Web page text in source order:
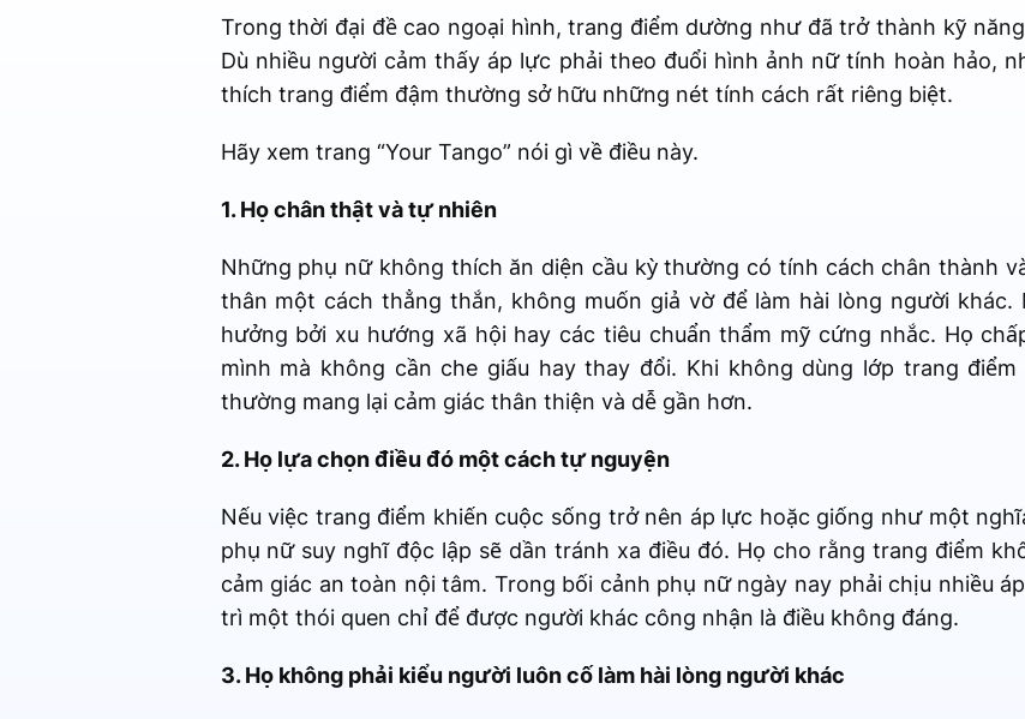
Trong thời đại đề cao ngoại hình, trang điểm dường như đã trở thành kỹ
Dù nhiều người cảm thấy áp lực phải theo đuổi hình ảnh nữ tính hoàn hảo,
thích trang điểm đậm thường sở hữu những nét tính cách rất riêng biệt.
Hãy xem trang “Your Tango” nói gì về điều này.
1. Họ chân thật và tự nhiên
Những phụ nữ không thích ăn diện cầu kỳ thường có tính cách chân thành
thân một cách thẳng thắn, không muốn giả vờ để làm hài lòng người
hưởng bởi xu hướng xã hội hay các tiêu chuẩn thẩm mỹ cứng nhắc. Họ
mình mà không cần che giấu hay thay đổi. Khi không dùng lớp trang
thường mang lại cảm giác thân thiện và dễ gần hơn.
2. Họ lựa chọn điều đó một cách tự nguyện
Nếu việc trang điểm khiến cuộc sống trở nên áp lực hoặc giống như một
phụ nữ suy nghĩ độc lập sẽ dần tránh xa điều đó. Họ cho rằng trang điểm
cảm giác an toàn nội tâm. Trong bối cảnh phụ nữ ngày nay phải chịu nhiều
trì một thói quen chỉ để được người khác công nhận là điều không đáng.
3. Họ không phải kiểu người luôn cố làm hài lòng người khác